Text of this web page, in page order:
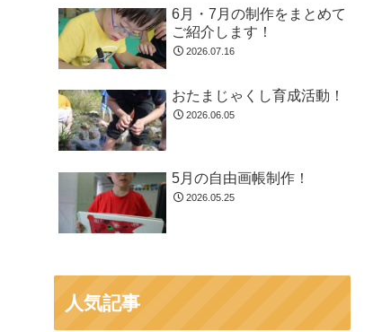
6月・7月の制作をまとめて
ご紹介します！
2026.07.16
おたまじゃくし育成活動！
2026.06.05
5月の自由画帳制作！
2026.05.25
人気記事